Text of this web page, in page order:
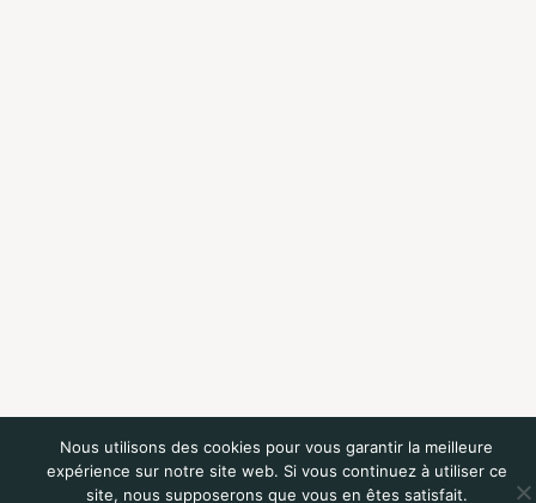
Nous utilisons des cookies pour vous garantir la meilleure
expérience sur notre site web. Si vous continuez à utiliser ce
site, nous supposerons que vous en êtes satisfait.